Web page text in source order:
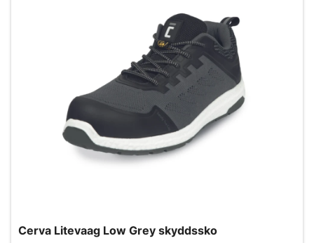
Cerva Litevaag Low Grey skyddssko